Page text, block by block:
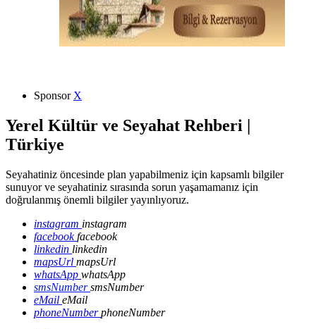
Sponsor X
Yerel Kültür ve Seyahat Rehberi |
Türkiye
Seyahatiniz öncesinde plan yapabilmeniz için kapsamlı bilgiler
sunuyor ve seyahatiniz sırasında sorun yaşamamanız için
doğrulanmış önemli bilgiler yayınlıyoruz.
instagram instagram
facebookfacebook
linkedin linkedin
mapsUrl mapsUrl
whatsApp whatsApp
smsNumbersmsNumber
eMail eMail
phoneNumberphoneNumber